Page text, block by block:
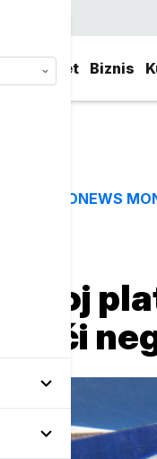
Svet Biznis
EURONEWS
broj
veći